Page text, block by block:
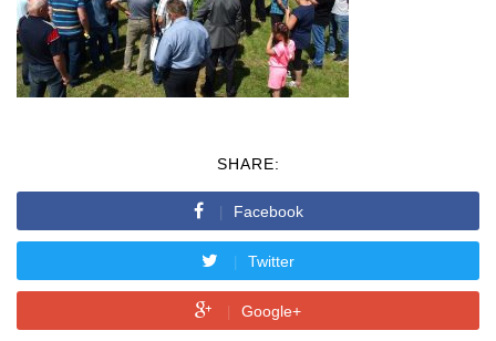
SHARE:
Facebook
Twitter
Google+